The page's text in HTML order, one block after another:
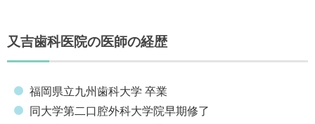
又吉歯科医院の医師の経歴
福岡県立九州歯科大学 卒業
同大学第二口腔外科大学院早期修了